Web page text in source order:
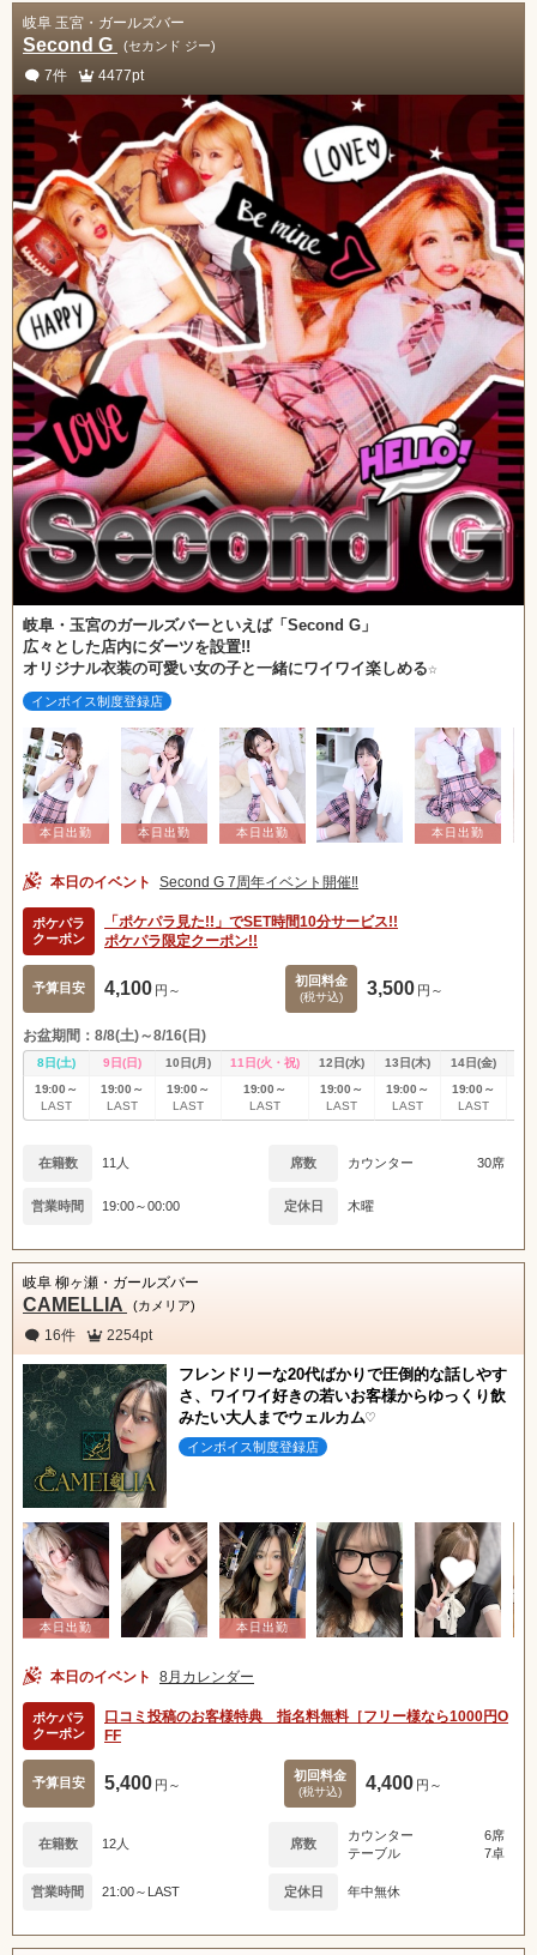
岐阜 玉宮・ガールズバー
Second G (セカンド ジー)
7件 4477pt
岐阜・玉宮のガールズバーといえば「Second G」
広々とした店内にダーツを設置!!
オリジナル衣装の可愛い女の子と一緒にワイワイ楽しめる☆
インボイス制度登録店
本日のイベント Second G 7周年イベント開催‼️
ポケパラ
クーポン
「ポケパラ見た!!」でSET時間10分サービス!!
ポケパラ限定クーポン!!
予算目安 4,100 円～
初回料金
(税サ込) 3,500 円～
お盆期間：8/8(土)～8/16(日)
8日(土) 9日(日) 10日(月) 11日(火・祝) 12日(水) 13日(木) 14日(金)
19:00～
LAST
19:00～
LAST
19:00～
LAST
19:00～
LAST
19:00～
LAST
19:00～
LAST
19:00～
LAST
在籍数 11人 席数 カウンター 30席
営業時間 19:00～00:00 定休日 木曜
岐阜 柳ヶ瀬・ガールズバー
CAMELLIA (カメリア)
16件 2254pt
フレンドリーな20代ばかりで圧倒的な話しやす
さ、ワイワイ好きの若いお客様からゆっくり飲
みたい大人までウェルカム♡
インボイス制度登録店
本日のイベント 8月カレンダー
ポケパラ
クーポン
口コミ投稿のお客様特典 指名料無料［フリー様なら1000円O
FF
予算目安 5,400 円～
初回料金
(税サ込) 4,400 円～
在籍数 12人 席数
カウンター
6席
テーブル
7卓
営業時間 21:00～LAST 定休日 年中無休